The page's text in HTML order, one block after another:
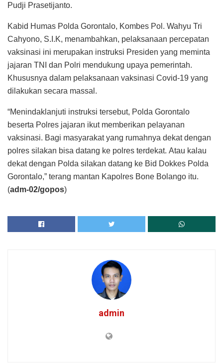
Pudji Prasetijanto.
Kabid Humas Polda Gorontalo, Kombes Pol. Wahyu Tri
Cahyono, S.I.K, menambahkan, pelaksanaan percepatan
vaksinasi ini merupakan instruksi Presiden yang meminta
jajaran TNI dan Polri mendukung upaya pemerintah.
Khususnya dalam pelaksanaan vaksinasi Covid-19 yang
dilakukan secara massal.
“Menindaklanjuti instruksi tersebut, Polda Gorontalo
beserta Polres jajaran ikut memberikan pelayanan
vaksinasi. Bagi masyarakat yang rumahnya dekat dengan
polres silakan bisa datang ke polres terdekat. Atau kalau
dekat dengan Polda silakan datang ke Bid Dokkes Polda
Gorontalo,” terang mantan Kapolres Bone Bolango itu.
(adm-02/gopos)
admin